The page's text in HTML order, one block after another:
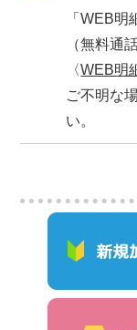
「WEB
（無料通
〈WEB明
ご不明な
い。